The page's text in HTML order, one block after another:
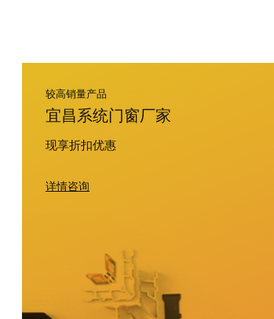
较高销量产品
宜昌系统门窗厂家
现享折扣优惠
详情咨询
HOT
88平开窗